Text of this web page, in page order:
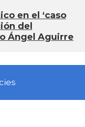
en el ‘caso
del
Ángel Aguirre